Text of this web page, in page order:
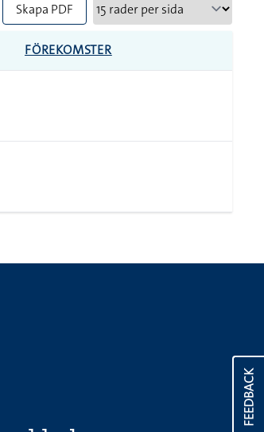
Skapa PDF
FÖREKOMSTER
FEEDBACK